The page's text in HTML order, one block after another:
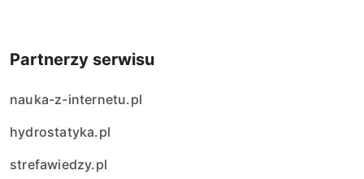
Partnerzy serwisu
nauka-z-internetu.pl
hydrostatyka.pl
strefawiedzy.pl